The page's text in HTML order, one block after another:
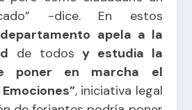
-dice. En estos
apela a la
de todosy estudia la
poner en marcha el
, iniciativa legal